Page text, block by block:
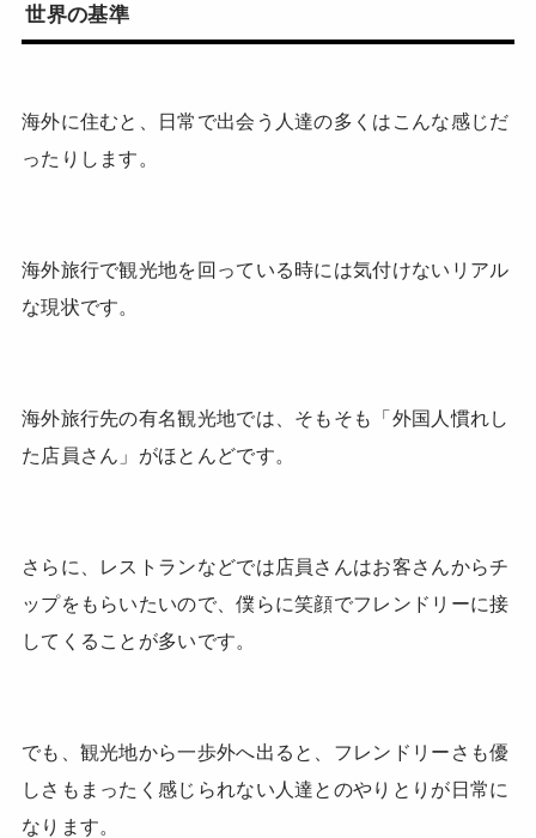
世界の基準
海外に住むと、日常で出会う人達の多くはこんな感じだ
ったりします。
海外旅行で観光地を回っている時には気付けないリアル
な現状です。
海外旅行先の有名観光地では、そもそも「外国人慣れし
た店員さん」がほとんどです。
さらに、レストランなどでは店員さんはお客さんからチ
ップをもらいたいので、僕らに笑顔でフレンドリーに接
してくることが多いです。
でも、観光地から一歩外へ出ると、フレンドリーさも優
しさもまったく感じられない人達とのやりとりが日常に
なります。